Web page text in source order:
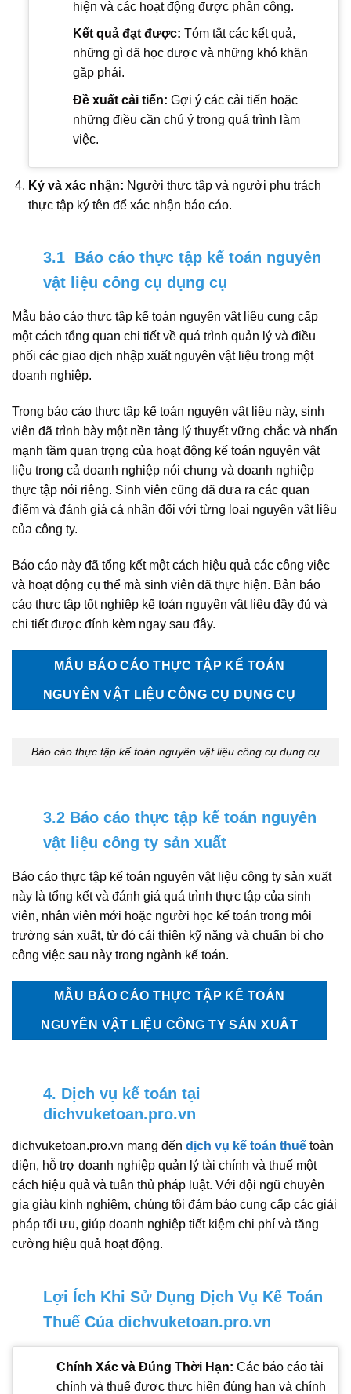
hiện và các hoạt động được phân công.
Kết quả đạt được: Tóm tắt các kết quả,
những gì đã học được và những khó khăn
gặp phải.
Đề xuất cải tiến: Gợi ý các cải tiến hoặc
những điều cần chú ý trong quá trình làm
việc.
Ký và xác nhận: Người thực tập và người phụ trách
thực tập ký tên để xác nhận báo cáo.
3.1 Báo cáo thực tập kế toán nguyên
vật liệu công cụ dụng cụ
Mẫu báo cáo thực tập kế toán nguyên vật liệu cung cấp
một cách tổng quan chi tiết về quá trình quản lý và điều
phối các giao dịch nhập xuất nguyên vật liệu trong một
doanh nghiệp.
Trong báo cáo thực tập kế toán nguyên vật liệu này, sinh
viên đã trình bày một nền tảng lý thuyết vững chắc và nhấn
mạnh tầm quan trọng của hoạt động kế toán nguyên vật
liệu trong cả doanh nghiệp nói chung và doanh nghiệp
thực tập nói riêng. Sinh viên cũng đã đưa ra các quan
điểm và đánh giá cá nhân đối với từng loại nguyên vật liệu
của công ty.
Báo cáo này đã tổng kết một cách hiệu quả các công việc
và hoạt động cụ thể mà sinh viên đã thực hiện. Bản báo
cáo thực tập tốt nghiệp kế toán nguyên vật liệu đầy đủ và
chi tiết được đính kèm ngay sau đây.
MẪU BÁO CÁO THỰC TẬP KẾ TOÁN
NGUYÊN VẬT LIỆU CÔNG CỤ DỤNG CỤ
Báo cáo thực tập kế toán nguyên vật liệu công cụ dụng cụ
3.2 Báo cáo thực tập kế toán nguyên
vật liệu công ty sản xuất
Báo cáo thực tập kế toán nguyên vật liệu công ty sản xuất
này là tổng kết và đánh giá quá trình thực tập của sinh
viên, nhân viên mới hoặc người học kế toán trong môi
trường sản xuất, từ đó cải thiện kỹ năng và chuẩn bị cho
công việc sau này trong ngành kế toán.
MẪU BÁO CÁO THỰC TẬP KẾ TOÁN
NGUYÊN VẬT LIỆU CÔNG TY SẢN XUẤT
4. Dịch vụ kế toán tại
dichvuketoan.pro.vn
dichvuketoan.pro.vn mang đến dịch vụ kế toán thuế toàn
diện, hỗ trợ doanh nghiệp quản lý tài chính và thuế một
cách hiệu quả và tuân thủ pháp luật. Với đội ngũ chuyên
gia giàu kinh nghiệm, chúng tôi đảm bảo cung cấp các giải
pháp tối ưu, giúp doanh nghiệp tiết kiệm chi phí và tăng
cường hiệu quả hoạt động.
Lợi Ích Khi Sử Dụng Dịch Vụ Kế Toán
Thuế Của dichvuketoan.pro.vn
Chính Xác và Đúng Thời Hạn: Các báo cáo tài
chính và thuế được thực hiện đúng hạn và chính